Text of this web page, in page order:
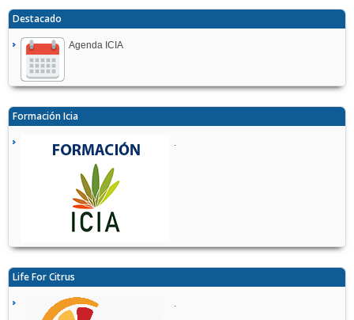
Destacado
Agenda ICIA
Formación Icia
.
Life For Citrus
.